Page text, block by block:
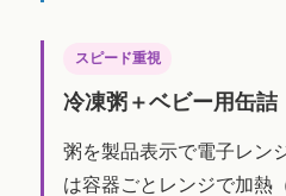
スピード重視
冷凍粥＋ベビー用缶詰
粥を製品表示で電子レン
は容器ごとレンジで加熱